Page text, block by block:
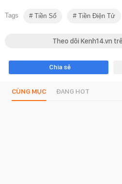
Tags Tiền Số Tiền Điện Tử
Theo dõi Kenh14.vn
Chia sẻ
CÙNG MỤC ĐANG HOT